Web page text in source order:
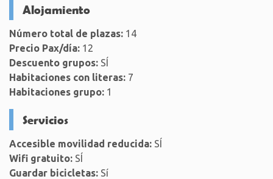
Alojamiento
Número total de plazas: 14
Precio Pax/día: 12
Descuento grupos: SÍ
Habitaciones con literas: 7
Habitaciones grupo: 1
Servicios
Accesible movilidad reducida: SÍ
Wifi gratuito: SÍ
Guardar bicicletas: Sí